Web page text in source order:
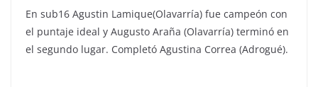
En sub16 Agustin Lamique(Olavarría) fue campeón con
el puntaje ideal y Augusto Araña (Olavarría) terminó en
el segundo lugar. Completó Agustina Correa (Adrogué).